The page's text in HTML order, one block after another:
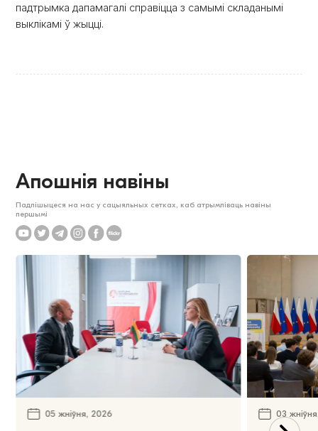
падтрымка дапамагалі справіцца з самымі складанымі
выклікамі ў жыцці.
Апошнія навіны
Падпішыцеся на нас у сацыяльных сетках, каб атрымліваць навіны
першымі
05 жніўня, 2026 03